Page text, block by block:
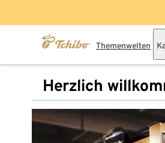
Themenwelten
Herzlich